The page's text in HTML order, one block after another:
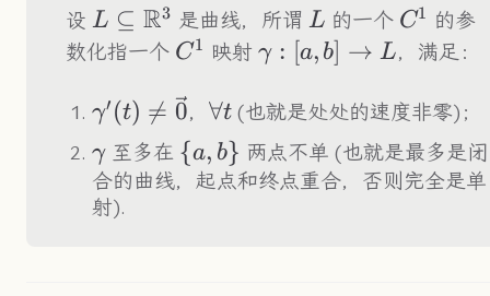
设 L\subseteq\R^3
L ⊆ R3 是曲线，所谓 L
L 的一个 C^1
C1
的参
数化指一个 C^1
C1 映射 \gamma:
L
γ : [a, b] → L，满足：
\gamma'(t)\neq\vec{0}
γ′ (t) 
= 0， \forall
t
∀t(也就是处处的速度非零)；
\gamma
γ 至多在 \
{a,b\}
{a, b} 两点不单 (也就是最多是闭
合的曲线，起点和终点重合，否则完全是单
射).